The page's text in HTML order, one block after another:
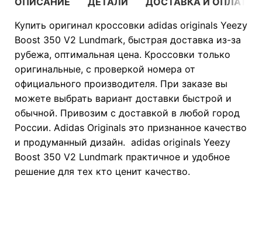
Купить оригинал кроссовки adidas originals Yeezy
Boost 350 V2 Lundmark, быстрая доставка из-за
рубежа, оптимальная цена. Кроссовки только
оригинальные, с проверкой номера от
официального производителя. При заказе вы
можете выбрать вариант доставки быстрой и
обычной. Привозим с доставкой в любой город
России. Adidas Originals это признанное качество
и продуманный дизайн. adidas originals Yeezy
Boost 350 V2 Lundmark практичное и удобное
решение для тех кто ценит качество.